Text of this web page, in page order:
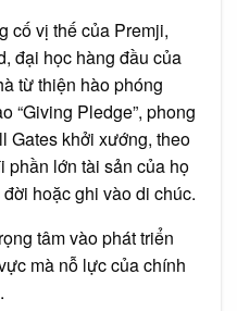
cố vị thế của Premji,
đại học hàng đầu của
từ thiện hào phóng
“Giving Pledge”, phong
Gates khởi xướng, theo
phần lớn tài sản của họ
hoặc ghi vào di chúc.
tâm vào phát triển
mà nỗ lực của chính